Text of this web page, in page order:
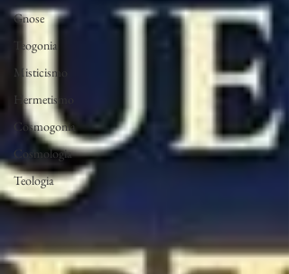
Gnose
Teogonia
Misticismo
Hermetismo
Cosmogonia
Cosmologia
Teologia